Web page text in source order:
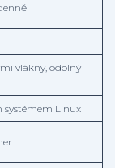
vlákny, odolný
systémem Linux